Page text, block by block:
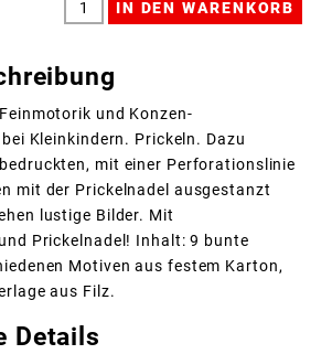
und Konzen-
Kleinkindern. Prickeln. Dazu
mit einer Perforationslinie
mit der Prickelnadel ausgestanzt
lustige Bilder. Mit
Prickelnadel! Inhalt: 9 bunte
Motiven aus festem Karton,
aus Filz.
Details